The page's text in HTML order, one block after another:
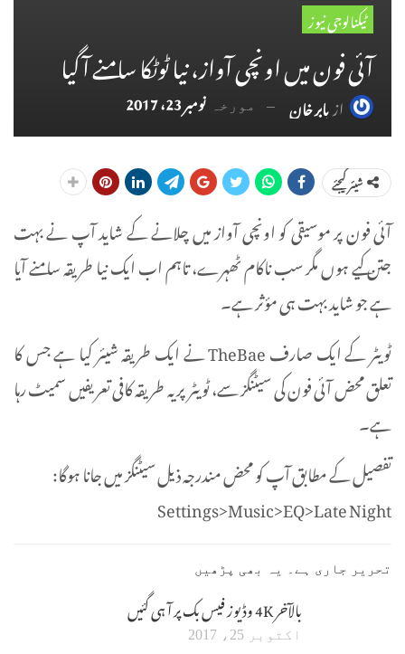
ٹیکنالوجی نیوز
آئی فون میں اونچی آواز، نیا ٹوٹکا سامنے آگیا
ازبابر خان مورخہ نومبر 23، 2017
شیئر کیجئے
آئی فون پر موسیقی کو اونچی آواز میں چلانے کے شاید آپ نے بہت
جتن کیے ہوں مگر سب ناکام ٹھہرے، تاہم اب ایک نیا طریقہ سامنے آیا
ہے جو شاید بہت ہی مؤثر ہے۔
ٹویٹر کے ایک صارف TheBae نے ایک طریقہ شیئر کیا ہے جس کا
تعلق محض آئی فون کی سیٹنگز سے، ٹویٹر پر یہ طریقہ کافی تعریفیں سمیٹ رہا
ہے۔
تفصیل کے مطابق آپ کو محض مندرجہ ذیل سیٹنگز میں جانا ہوگا:
Settings>Music>EQ>Late Night
تحریر جاری ہے۔ یہ بھی پڑھیں
بالآخر 4K وڈیوز فیس بک پر آ ہی گئیں
اکتوبر 25، 2017